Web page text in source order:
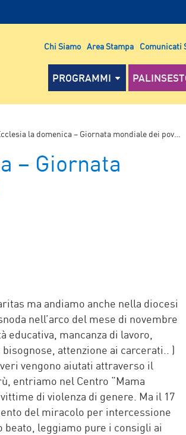
Chi Siamo Area Stampa Comunicati
PROGRAMMI
la domenica – Giornata mondiale dei poveri
– Giornata
ma andiamo anche nella diocesi
nell’arco del mese di novembre
mancanza di lavoro,
attenzione ai carcerati.. )
vengono aiutati attraverso il
entriamo nel Centro “Mama
di violenza di genere. Ma il 17
del miracolo per intercessione
leggiamo pure i consigli ai